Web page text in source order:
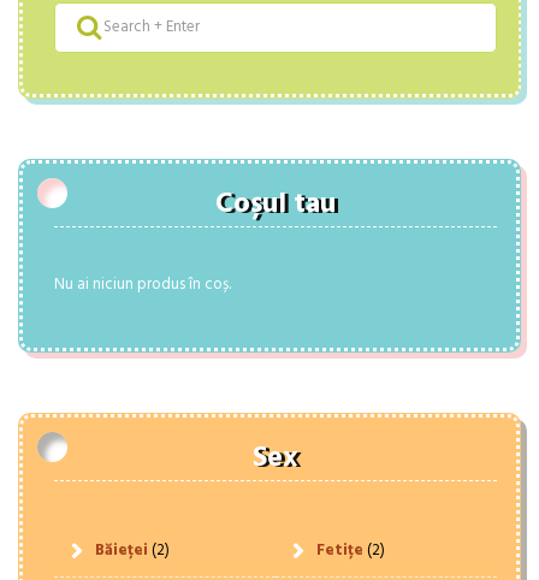
Coșul tau
Nu ai niciun produs în coș.
Sex
Băieței(2) Fetițe(2)